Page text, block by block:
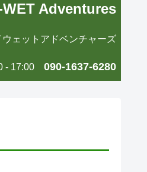
WET Adventures
ウェットアドベンチャーズ
- 17:00 090-1637-6280